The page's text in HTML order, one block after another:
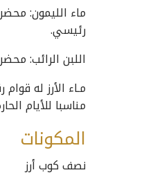
ماء الليمون:
رئيسي.
اللبن الرائب:
مـاء الأرز له
مناسبا للأيام
المكونات
نصف كوب أرز